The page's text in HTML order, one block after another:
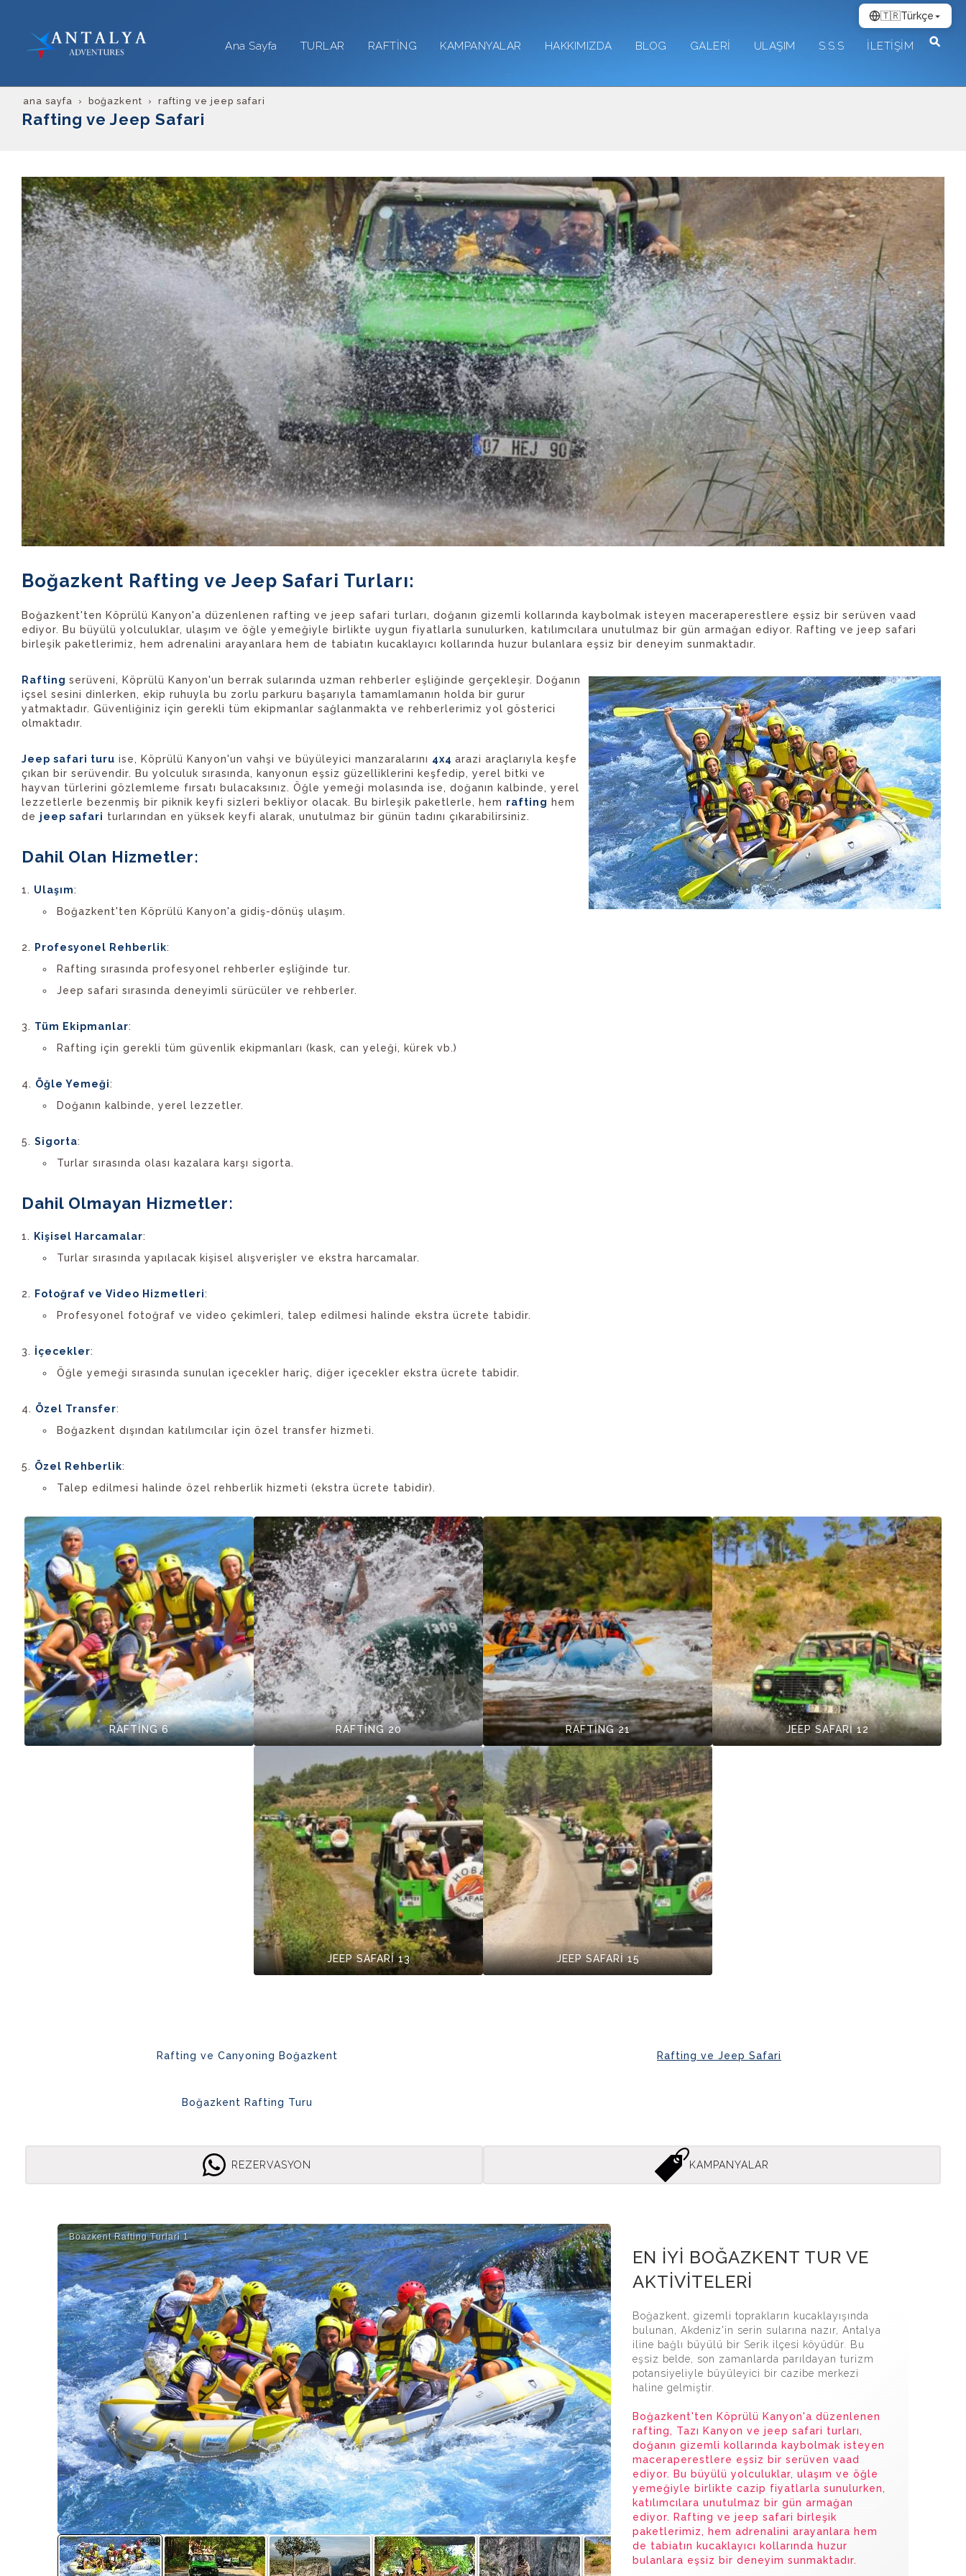
Ana Sayfa TURLAR RAFTİNG KAMPANYALAR HAKKIMIZDA BLOG GALERİ ULAŞIM S.S.S İLETİŞİM
ana sayfa boğazkent rafting ve jeep safari
Rafting ve Jeep Safari
Boğazkent Rafting ve Jeep Safari Turları:
Boğazkent'ten Köprülü Kanyon'a düzenlenen rafting ve jeep safari turları, doğanın gizemli kollarında kaybolmak isteyen maceraperestlere eşsiz bir serüven vaad
ediyor. Bu büyülü yolculuklar, ulaşım ve öğle yemeğiyle birlikte uygun fiyatlarla sunulurken, katılımcılara unutulmaz bir gün armağan ediyor. Rafting ve jeep safari
birleşik paketlerimiz, hem adrenalini arayanlara hem de tabiatın kucaklayıcı kollarında huzur bulanlara eşsiz bir deneyim sunmaktadır.
Rafting serüveni, Köprülü Kanyon'un berrak sularında uzman rehberler eşliğinde gerçekleşir. Doğanın
içsel sesini dinlerken, ekip ruhuyla bu zorlu parkuru başarıyla tamamlamanın holda bir gurur
yatmaktadır. Güvenliğiniz için gerekli tüm ekipmanlar sağlanmakta ve rehberlerimiz yol gösterici
olmaktadır.
Jeep safari turu ise, Köprülü Kanyon'un vahşi ve büyüleyici manzaralarını 4x4 arazi araçlarıyla keşfe
çıkan bir serüvendir. Bu yolculuk sırasında, kanyonun eşsiz güzelliklerini keşfedip, yerel bitki ve
hayvan türlerini gözlemleme fırsatı bulacaksınız. Öğle yemeği molasında ise, doğanın kalbinde, yerel
lezzetlerle bezenmiş bir piknik keyfi sizleri bekliyor olacak. Bu birleşik paketlerle, hem rafting hem
de jeep safari turlarından en yüksek keyfi alarak, unutulmaz bir günün tadını çıkarabilirsiniz.
Dahil Olan Hizmetler:
Ulaşım:
Boğazkent'ten Köprülü Kanyon'a gidiş-dönüş ulaşım.
Profesyonel Rehberlik:
Rafting sırasında profesyonel rehberler eşliğinde tur.
Jeep safari sırasında deneyimli sürücüler ve rehberler.
Tüm Ekipmanlar:
Rafting için gerekli tüm güvenlik ekipmanları (kask, can yeleği, kürek vb.)
Öğle Yemeği:
Doğanın kalbinde, yerel lezzetler.
Sigorta:
Turlar sırasında olası kazalara karşı sigorta.
Dahil Olmayan Hizmetler:
Kişisel Harcamalar:
Turlar sırasında yapılacak kişisel alışverişler ve ekstra harcamalar.
Fotoğraf ve Video Hizmetleri:
Profesyonel fotoğraf ve video çekimleri, talep edilmesi halinde ekstra ücrete tabidir.
İçecekler:
Öğle yemeği sırasında sunulan içecekler hariç, diğer içecekler ekstra ücrete tabidir.
Özel Transfer:
Boğazkent dışından katılımcılar için özel transfer hizmeti.
Özel Rehberlik:
Talep edilmesi halinde özel rehberlik hizmeti (ekstra ücrete tabidir).
RAFTİNG 6 RAFTİNG 20 RAFTİNG 21 JEEP SAFARİ 12
JEEP SAFARİ 13 JEEP SAFARİ 15
Rafting ve Canyoning Boğazkent Rafting ve Jeep Safari
Boğazkent Rafting Turu
REZERVASYON KAMPANYALAR
Boazkent Rafti̇ng Turlari 1
EN İYİ BOĞAZKENT TUR VE
AKTİVİTELERİ
Boğazkent, gizemli toprakların kucaklayışında
bulunan, Akdeniz'in serin sularına nazır, Antalya
iline bağlı büyülü bir Serik ilçesi köyüdür. Bu
eşsiz belde, son zamanlarda parıldayan turizm
potansiyeliyle büyüleyici bir cazibe merkezi
haline gelmiştir.
Boğazkent'ten Köprülü Kanyon'a düzenlenen
rafting, Tazı Kanyon ve jeep safari turları,
doğanın gizemli kollarında kaybolmak isteyen
maceraperestlere eşsiz bir serüven vaad
ediyor. Bu büyülü yolculuklar, ulaşım ve öğle
yemeğiyle birlikte cazip fiyatlarla sunulurken,
katılımcılara unutulmaz bir gün armağan
ediyor. Rafting ve jeep safari birleşik
paketlerimiz, hem adrenalini arayanlara hem
de tabiatın kucaklayıcı kollarında huzur
bulanlara eşsiz bir deneyim sunmaktadır.
🇹🇷Türkçe